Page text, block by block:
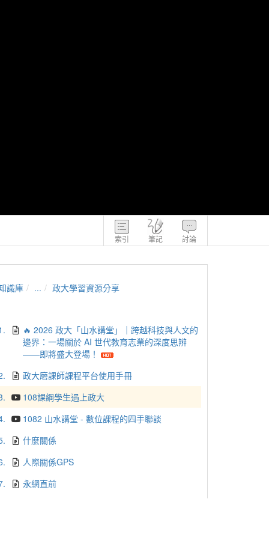
索引 筆記 討論
識庫 ... 政大學習資源分享
🔥 2026 政大「山水講堂」｜跨越科技與人文的
邊界：一場關於 AI 世代教育志業的深度思辨
——即將盛大登場！
政大磨課師課程平台使用手冊
108課綱學生遇上政大
1082 山水講堂 - 數位課程的四手聯談
什麼關係
人際關係GPS
永網直前